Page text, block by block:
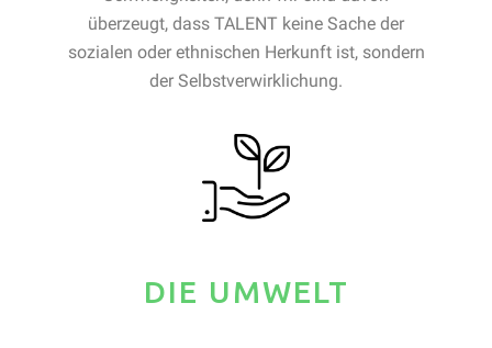
überzeugt, dass TALENT keine Sache der
sozialen oder ethnischen Herkunft ist, sondern
der Selbstverwirklichung.
DIE UMWELT